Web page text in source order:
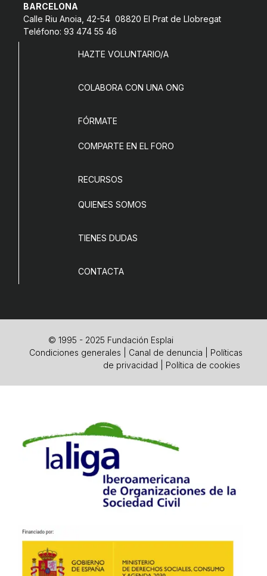
BARCELONA
Calle Riu Anoia, 42-54 08820 El Prat de Llobregat
Teléfono: 93 474 55 46
HAZTE VOLUNTARIO/A
COLABORA CON UNA ONG
FÓRMATE
COMPARTE EN EL FORO
RECURSOS
QUIENES SOMOS
TIENES DUDAS
CONTACTA
© 1995 - 2025 Fundación Esplai
Condiciones generales
Canal de denuncia
Políticas
de privacidad
Política de cookies